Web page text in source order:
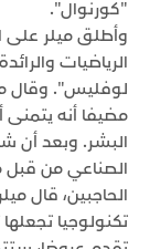
"كورنوال".
وأطلق ميلر على
الرياضيات
لوفليس". وقال
مضيفا أنه يتمنى
البشر. وبعد أن
الصناعي من
الحاجبين، قال
تكنولوجيا